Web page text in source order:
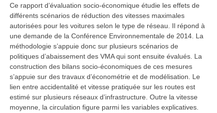
Ce rapport d’évaluation socio-économique étudie les effets de
différents scénarios de réduction des vitesses maximales
autorisées pour les voitures selon le type de réseau. Il répond à
une demande de la Conférence Environnementale de 2014. La
méthodologie s’appuie donc sur plusieurs scénarios de
politiques d’abaissement des VMA qui sont ensuite évalués. La
construction des bilans socio-économiques de ces mesures
s’appuie sur des travaux d’économétrie et de modélisation. Le
lien entre accidentalité et vitesse pratiquée sur les routes est
estimé sur plusieurs réseaux d’infrastructure. Outre la vitesse
moyenne, la circulation figure parmi les variables explicatives.